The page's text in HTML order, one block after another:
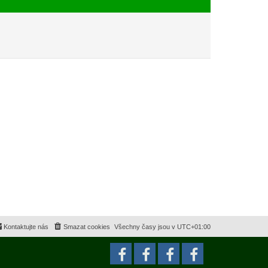
Všechny časy jsou v UTC+01:00
Smazat cookies
Kontaktujte nás